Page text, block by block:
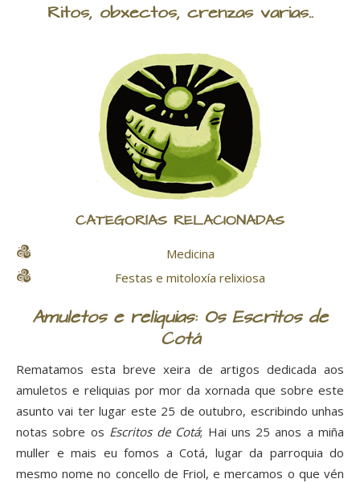
Ritos, obxectos, crenzas varias..
CATEGORÍAS RELACIONADAS
Medicina
Festas e mitoloxía relixiosa
Amuletos e reliquias: Os Escritos de
Cotá
Rematamos esta breve xeira de artigos dedicada aos
amuletos e reliquias por mor da xornada que sobre este
asunto vai ter lugar este 25 de outubro, escribindo unhas
notas sobre os Escritos de Cotá; Hai uns 25 anos a miña
muller e mais eu fomos a Cotá, lugar da parroquia do
mesmo nome no concello de Friol, e mercamos o que vén